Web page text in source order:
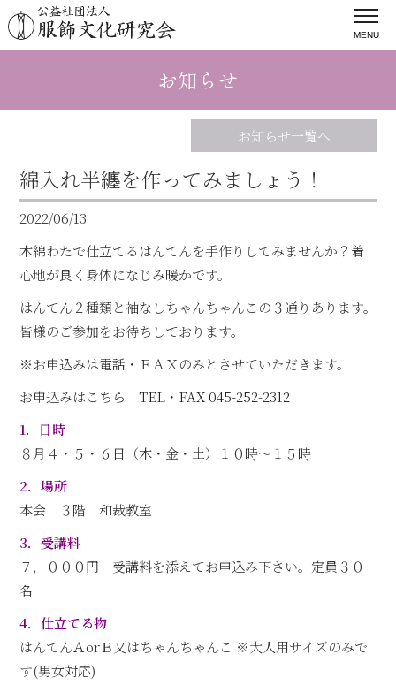
MENU
お知らせ
お知らせ一覧へ
綿入れ半纏を作ってみましょう！
2022/06/13
木綿わたで仕立てるはんてんを手作りしてみませんか？着
心地が良く身体になじみ暖かです。
はんてん２種類と袖なしちゃんちゃんこの３通りあります。
皆様のご参加をお待ちしております。
※お申込みは電話・ＦＡＸのみとさせていただきます。
お申込みはこちら TEL・FAX 045-252-2312
1．日時
８月４・５・６日（木・金・土）１０時～１５時
2．場所
本会 ３階 和裁教室
3．受講料
７，０００円 受講料を添えてお申込み下さい。定員３０
名
4．仕立てる物
はんてんＡorＢ又はちゃんちゃんこ ※大人用サイズのみで
す(男女対応)